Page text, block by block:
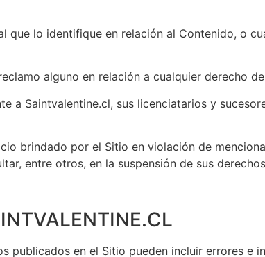
que lo identifique en relación al Contenido, o
alguno en relación a cualquier derecho
a Saintvalentine.cl, sus licenciatarios y
brindado por el Sitio en violación de
entre otros, en la suspensión de sus
publicados en el Sitio pueden incluir errores e